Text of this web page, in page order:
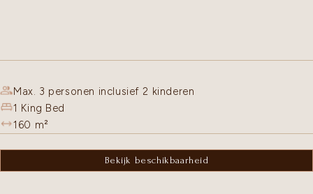
Max. 3 personen inclusief 2 kinderen
1 King Bed
160 m²
Bekijk beschikbaarheid